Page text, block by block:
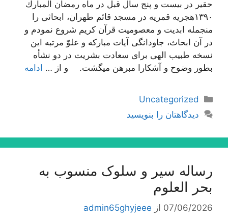
حقیر در بیست و پنج سال قبل در ماه رمضان المبارك
١٣٩٠هجریه قمریه در مسجد قائم طهران، ابحاثى را
منجمله ابدیت و معصومیت قرآن كریم شروع نمودم و
در آن ابحاث، جاودانگى آیات مباركه و علوّ مرتبه این
نسخه طبیب الهى براى سعادت بشریت در دو نشأه
بطور وضوح و آشكارا مبرهن میگشت. و از … ادامه
دسته‌ها
Uncategorized
دیدگاهتان را بنویسید
رساله سیر و سلوک منسوب به
بحر العلوم
07/06/2026 از admin65ghyjeee